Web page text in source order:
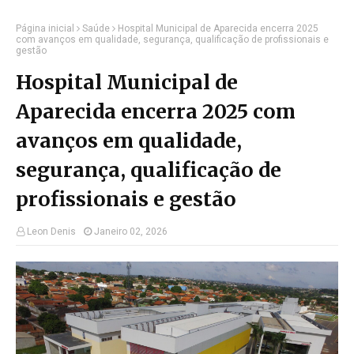
Página inicial Saúde
Hospital Municipal de Aparecida encerra 2025
com avanços em qualidade, segurança, qualificação de profissionais e
gestão
Hospital Municipal de
Aparecida encerra 2025 com
avanços em qualidade,
segurança, qualificação de
profissionais e gestão
Leon Denis Janeiro 02, 2026